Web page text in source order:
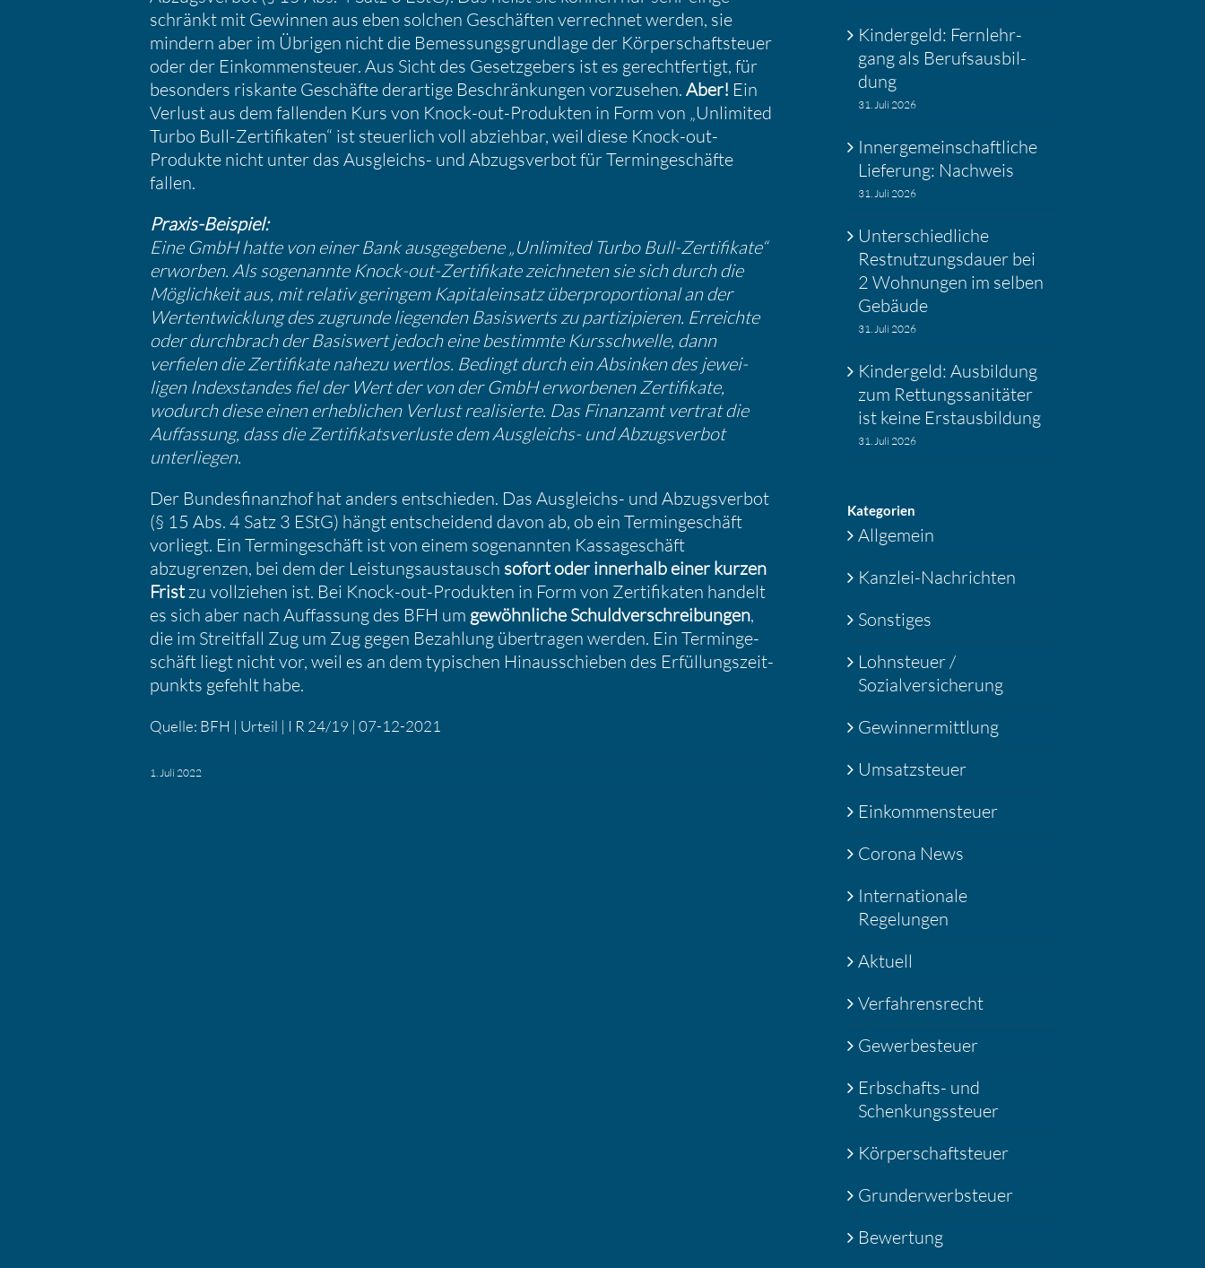
schränkt mit Gewinnen aus eben solchen Geschäften verrechnet werden, sie
mindern aber im Übrigen nicht die Bemes­sungs­grund­lage der Körper­schaft­steuer
oder der Einkom­men­steuer. Aus Sicht des Gesetz­ge­bers ist es gerecht­fer­tigt, für
beson­ders riskante Geschäfte derar­tige Beschrän­kungen vorzu­sehen. Aber! Ein
Verlust aus dem fallenden Kurs von Knock-out-Produkten in Form von „Unlimited
Turbo Bull-Zerti­fi­katen“ ist steuer­lich voll abziehbar, weil diese Knock-out-
Produkte nicht unter das Ausgleichs- und Abzugs­verbot für Termin­ge­schäfte
fallen.
Praxis-Beispiel:
Eine GmbH hatte von einer Bank ausge­ge­bene „Unlimited Turbo Bull-Zerti­fi­kate“
erworben. Als sogenannte Knock-out-Zerti­fi­kate zeich­neten sie sich durch die
Möglich­keit aus, mit relativ geringem Kapital­ein­satz überpro­por­tional an der
Wertent­wick­lung des zugrunde liegenden Basis­werts zu parti­zi­pieren. Erreichte
oder durch­brach der Basis­wert jedoch eine bestimmte Kursschwelle, dann
verfielen die Zerti­fi­kate nahezu wertlos. Bedingt durch ein Absinken des jewei­
ligen Index­standes fiel der Wert der von der GmbH erwor­benen Zerti­fi­kate,
wodurch diese einen erheb­li­chen Verlust reali­sierte. Das Finanzamt vertrat die
Auffas­sung, dass die Zerti­fi­kats­ver­luste dem Ausgleichs- und Abzugs­verbot
unter­liegen.
Der Bundes­fi­nanzhof hat anders entschieden. Das Ausgleichs- und Abzugs­verbot
(§ 15 Abs. 4 Satz 3 EStG) hängt entschei­dend davon ab, ob ein Termin­ge­schäft
vorliegt. Ein Termin­ge­schäft ist von einem sogenannten Kassa­ge­schäft
abzugrenzen, bei dem der Leistungs­aus­tausch sofort oder inner­halb einer kurzen
Fristzu vollziehen ist. Bei Knock-out-Produkten in Form von Zerti­fi­katen handelt
es sich aber nach Auffas­sung des BFH um gewöhn­liche Schuld­ver­schrei­bungen,
die im Streit­fall Zug um Zug gegen Bezah­lung übertragen werden. Ein Termin­ge­
schäft liegt nicht vor, weil es an dem typischen Hinaus­schieben des Erfül­lungs­zeit­
punkts gefehlt habe.
Quelle: BFH | Urteil | I R 24/19 | 07-12-2021
1. Juli 2022
Kinder­geld: Fernlehr­
gang als Berufs­aus­bil­
dung
31. Juli 2026
Inner­ge­mein­schaft­liche
Liefe­rung: Nachweis
31. Juli 2026
Unter­schied­liche
Restnut­zungs­dauer bei
2 Wohnungen im selben
Gebäude
31. Juli 2026
Kinder­geld: Ausbil­dung
zum Rettungs­sa­ni­täter
ist keine Erstaus­bil­dung
31. Juli 2026
Katego­rien
Allgemein
Kanzlei-Nachrichten
Sonstiges
Lohnsteuer /
Sozialversicherung
Gewinnermittlung
Umsatzsteuer
Einkommensteuer
Corona News
Internationale
Regelungen
Aktuell
Verfahrensrecht
Gewerbesteuer
Erbschafts- und
Schenkungssteuer
Körperschaftsteuer
Grunderwerbsteuer
Bewertung